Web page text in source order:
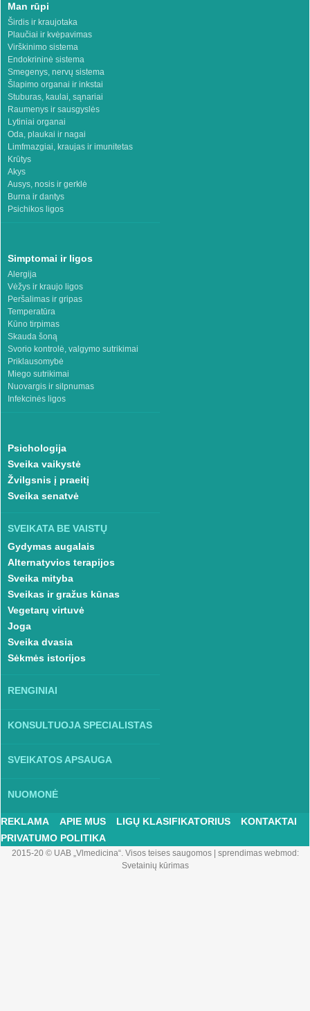
Man rūpi
Širdis ir kraujotaka
Plaučiai ir kvėpavimas
Virškinimo sistema
Endokrininė sistema
Smegenys, nervų sistema
Šlapimo organai ir inkstai
Stuburas, kaulai, sąnariai
Raumenys ir sausgyslės
Lytiniai organai
Oda, plaukai ir nagai
Limfmazgiai, kraujas ir imunitetas
Krūtys
Akys
Ausys, nosis ir gerklė
Burna ir dantys
Psichikos ligos
Simptomai ir ligos
Alergija
Vėžys ir kraujo ligos
Peršalimas ir gripas
Temperatūra
Kūno tirpimas
Skauda šoną
Svorio kontrolė, valgymo sutrikimai
Priklausomybė
Miego sutrikimai
Nuovargis ir silpnumas
Infekcinės ligos
Psichologija
Sveika vaikystė
Žvilgsnis į praeitį
Sveika senatvė
SVEIKATA BE VAISTŲ
Gydymas augalais
Alternatyvios terapijos
Sveika mityba
Sveikas ir gražus kūnas
Vegetarų virtuvė
Joga
Sveika dvasia
Sėkmės istorijos
RENGINIAI
KONSULTUOJA SPECIALISTAS
SVEIKATOS APSAUGA
NUOMONĖ
REKLAMA APIE MUS LIGŲ KLASIFIKATORIUS
KONTAKTAI
PRIVATUMO POLITIKA
2015-20 © UAB „Vlmedicina“. Visos teises saugomos| sprendimas webmod:
Svetainių kūrimas